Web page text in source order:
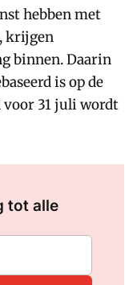
hebben met
krijgen
binnen. Daarin
is op de
31 juli wordt
tot alle